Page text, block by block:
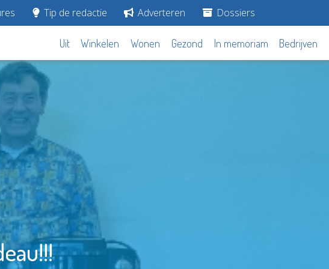
Tip de redactie Adverteren Dossiers
Uit Winkelen Wonen Gezond In memoriam Bedrijven